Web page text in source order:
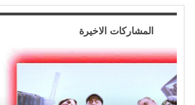
المشاركات الاخيرة